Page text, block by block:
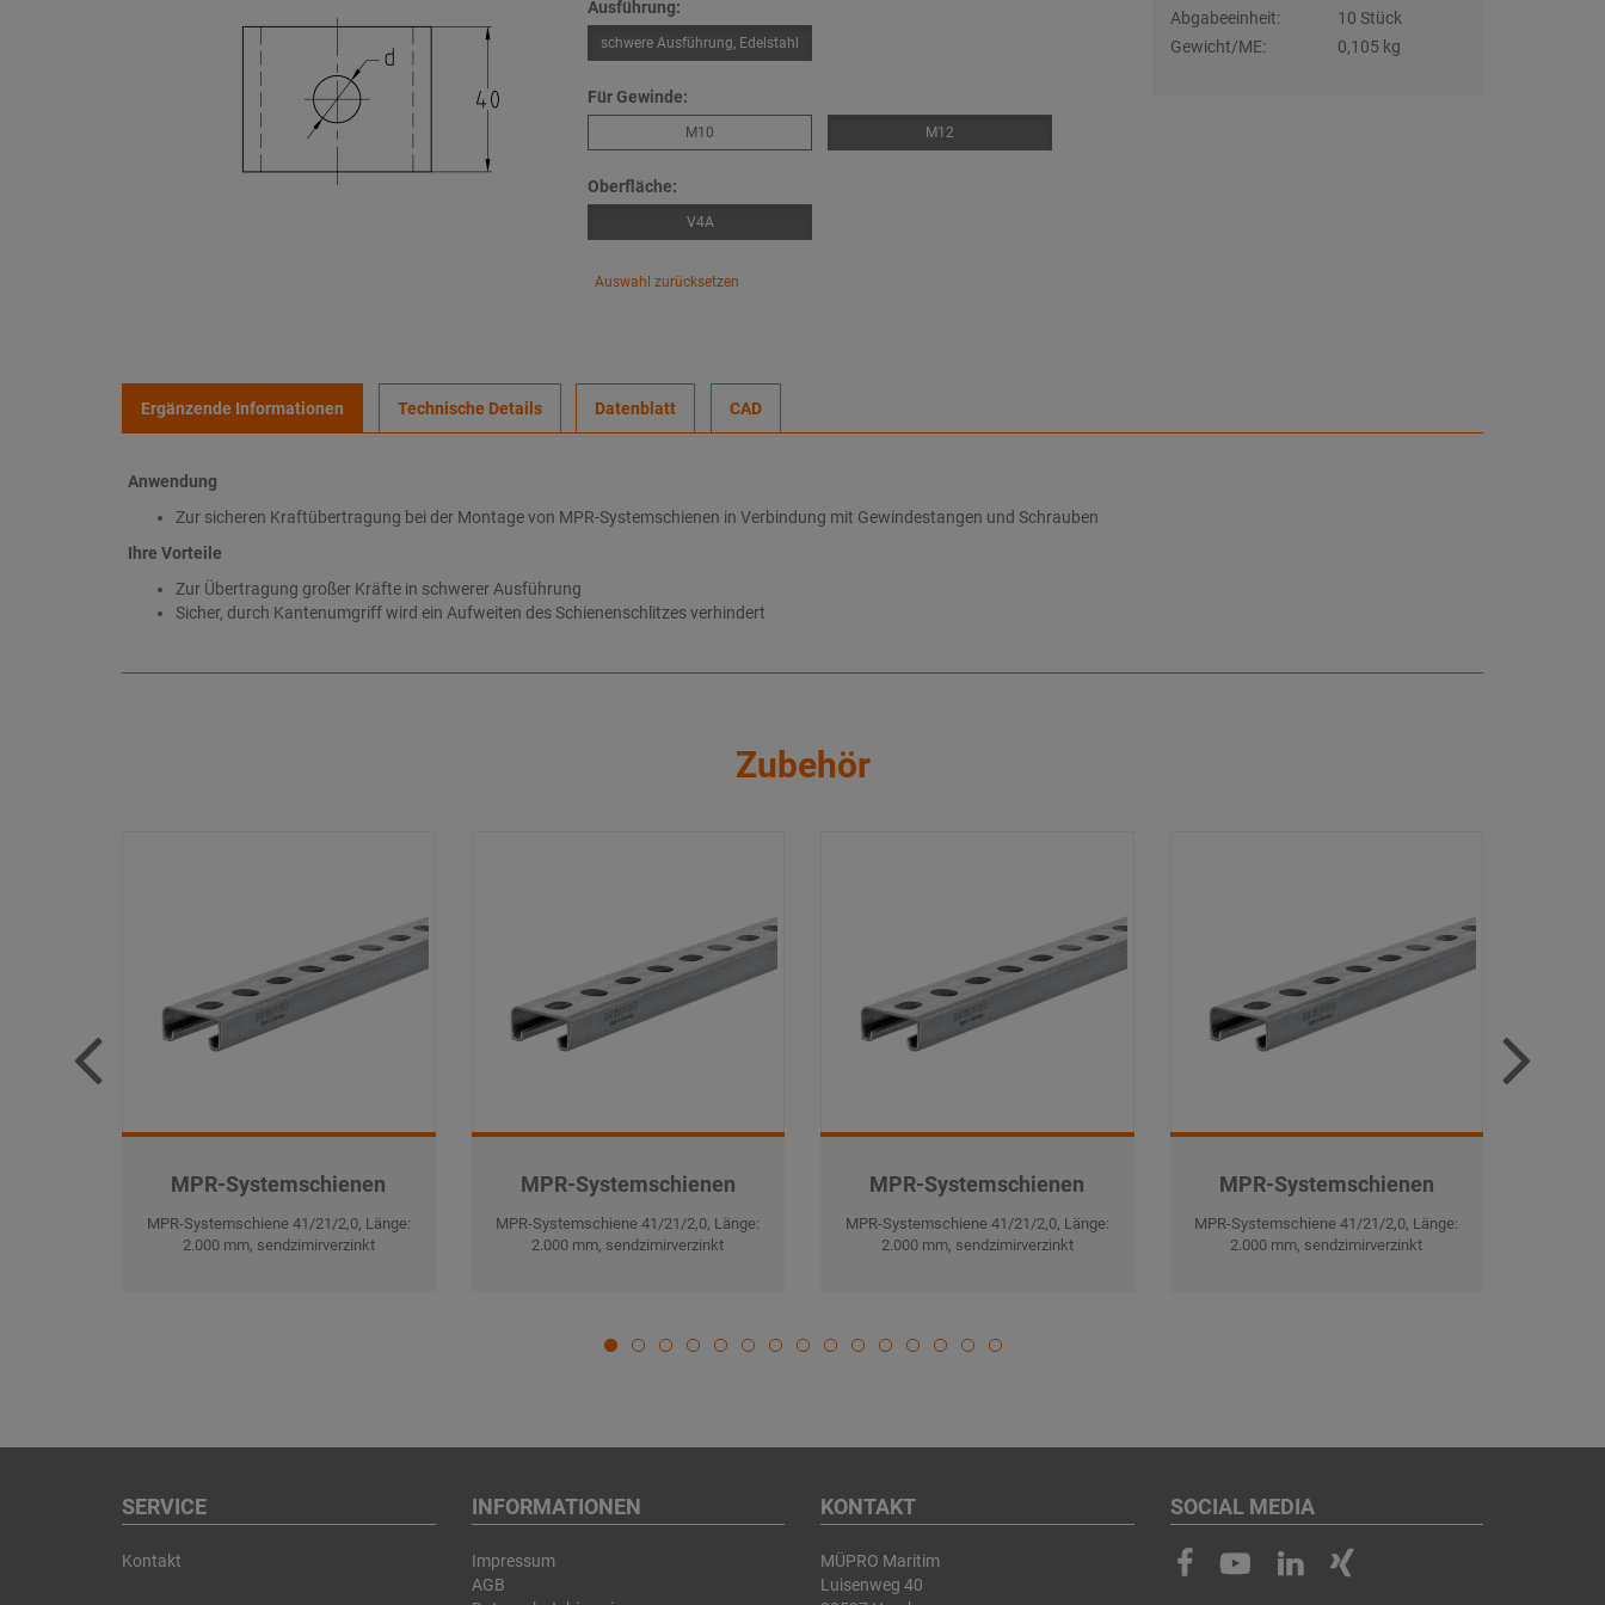
Ausführung:
schwere Ausführung, Edelstahl
Für Gewinde:
M10 M12
Oberfläche:
V4A
Auswahl zurücksetzen
Abgabeeinheit:
10 Stück
Gewicht/ME:
0,105 kg
Ergänzende Informationen Technische Details Datenblatt CAD
Anwendung
Zur sicheren Kraftübertragung bei der Montage von MPR-Systemschienen in Verbindung mit Gewindestangen und Schrauben
Ihre Vorteile
Zur Übertragung großer Kräfte in schwerer Ausführung
Sicher, durch Kantenumgriff wird ein Aufweiten des Schienenschlitzes verhindert
Zubehör
MPR-Systemschienen
MPR-Systemschiene 41/21/2,0, Länge:
2.000 mm, sendzimirverzinkt
MPR-Systemschienen
MPR-Systemschiene 41/21/2,0, Länge:
2.000 mm, sendzimirverzinkt
MPR-Systemschienen
MPR-Systemschiene 41/21/2,0, Länge:
2.000 mm, sendzimirverzinkt
MPR-Systemschienen
MPR-Systemschiene 41/21/2,0, Länge:
2.000 mm, sendzimirverzinkt
SERVICE
Kontakt
INFORMATIONEN
Impressum
AGB
KONTAKT
MÜPRO Maritim
Luisenweg 40
SOCIAL MEDIA